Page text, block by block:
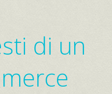
di un